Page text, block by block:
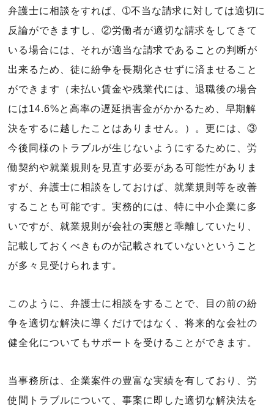
弁護士に相談をすれば、➀不当な請求に対しては適切に
反論ができますし、②労働者が適切な請求をしてきて
いる場合には、それが適当な請求であることの判断が
出来るため、徒に紛争を長期化させずに済ませること
ができます（未払い賃金や残業代には、退職後の場合
には14.6%と高率の遅延損害金がかかるため、早期解
決をするに越したことはありません。）。更には、③
今後同様のトラブルが生じないようにするために、労
働契約や就業規則を見直す必要がある可能性がありま
すが、弁護士に相談をしておけば、就業規則等を改善
することも可能です。実務的には、特に中小企業に多
いですが、就業規則が会社の実態と乖離していたり、
記載しておくべきものが記載されていないということ
が多々見受けられます。
このように、弁護士に相談をすることで、目の前の紛
争を適切な解決に導くだけではなく、将来的な会社の
健全化についてもサポートを受けることができます。
当事務所は、企業案件の豊富な実績を有しており、労
使間トラブルについて、事案に即した適切な解決法を